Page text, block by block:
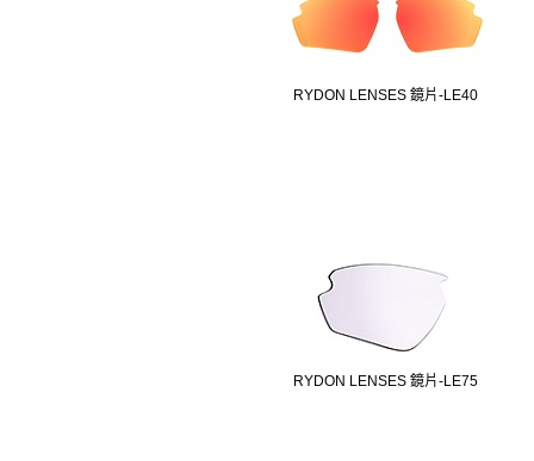
RYDON LENSES 鏡片-LE40
RYDON LENSES 鏡片-LE75